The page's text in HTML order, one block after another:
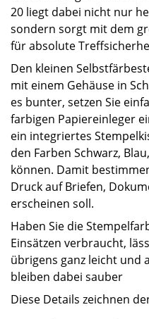
20 liegt dabei nicht nur
sondern sorgt mit dem
für absolute
Den kleinen
mit einem Gehäuse in
es bunter, setzen Sie
farbigen Papiereinleger
ein integriertes
den Farben Schwarz,
können. Damit
Druck auf Briefen,
erscheinen soll.
Haben Sie die
Einsätzen verbraucht,
übrigens ganz leicht und
bleiben dabei sauber
Diese Details zeichnen